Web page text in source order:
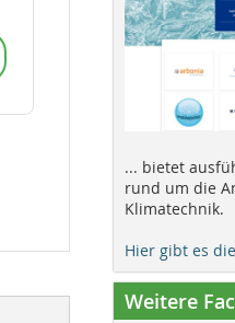
... bietet
rund um die
Klimatechnik.
Hier gibt es
Weitere